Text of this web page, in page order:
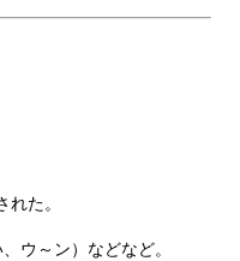
た。
ウ～ン）などなど。